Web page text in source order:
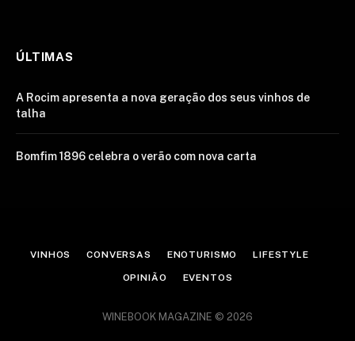
ÚLTIMAS
A Rocim apresenta a nova geração dos seus vinhos de
talha
Bomfim 1896 celebra o verão com nova carta
VINHOS CONVERSAS ENOTURISMO LIFESTYLE
OPINIÃO EVENTOS
WINEBOOK MAGAZINE © 2026